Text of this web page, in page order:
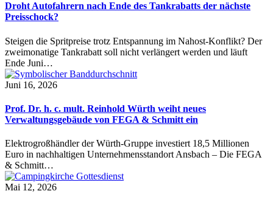
Droht Autofahrern nach Ende des Tankrabatts der nächste
Preisschock?
Steigen die Spritpreise trotz Entspannung im Nahost-Konflikt? Der
zweimonatige Tankrabatt soll nicht verlängert werden und läuft
Ende Juni…
Juni 16, 2026
Prof. Dr. h. c. mult. Reinhold Würth weiht neues
Verwaltungsgebäude von FEGA & Schmitt ein
Elektrogroßhändler der Würth-Gruppe investiert 18,5 Millionen
Euro in nachhaltigen Unternehmensstandort Ansbach – Die FEGA
& Schmitt…
Mai 12, 2026